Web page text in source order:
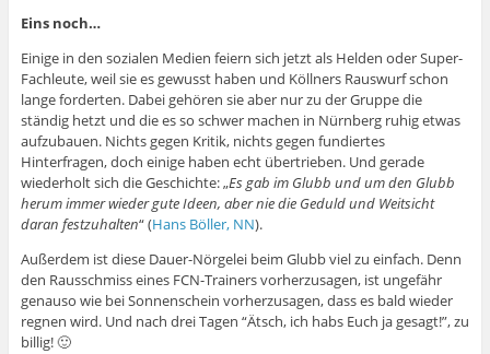
Eins noch…
Einige in den sozialen Medien feiern sich jetzt als Helden oder Super-
Fachleute, weil sie es gewusst haben und Köllners Rauswurf schon
lange forderten. Dabei gehören sie aber nur zu der Gruppe die
ständig hetzt und die es so schwer machen in Nürnberg ruhig etwas
aufzubauen. Nichts gegen Kritik, nichts gegen fundiertes
Hinterfragen, doch einige haben echt übertrieben. Und gerade
wiederholt sich die Geschichte: „Es gab im Glubb und um den Glubb
herum immer wieder gute Ideen, aber nie die Geduld und Weitsicht
daran festzuhalten“ (Hans Böller, NN).
Außerdem ist diese Dauer-Nörgelei beim Glubb viel zu einfach. Denn
den Rausschmiss eines FCN-Trainers vorherzusagen, ist ungefähr
genauso wie bei Sonnenschein vorherzusagen, dass es bald wieder
regnen wird. Und nach drei Tagen “Ätsch, ich habs Euch ja gesagt!”, zu
billig! 🙂